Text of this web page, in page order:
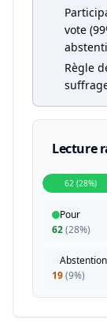
vote
Règle
Lecture
62 (28%)
Pour
62(28%)
Abstention
19(9%)